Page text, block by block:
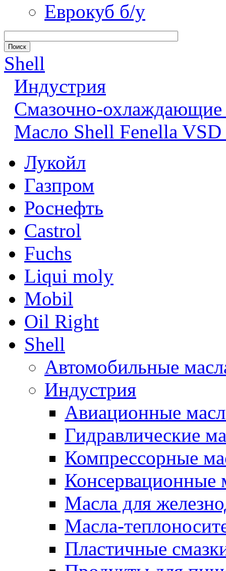
Еврокуб б/у
Shell
Индустрия
Смазочно-охлаждающие
Масло Shell Fenella
Лукойл
Газпром
Роснефть
Castrol
Fuchs
Liqui moly
Mobil
Oil Right
Shell
Автомобильные
Индустрия
Авиационные
Гидравлические
Компрессорные
Консервационные
Масла для
Масла-
Пластичные